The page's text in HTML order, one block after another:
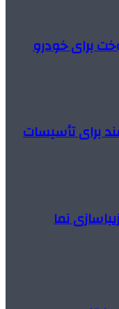
برای خودرو
برای تأسیسات
نما